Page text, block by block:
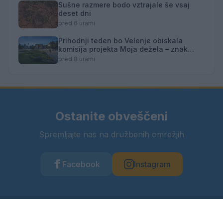
Sušne razmere bodo vztrajale še vsaj
deset dni
pred 6 urami
Prihodnji teden bo Velenje obiskala
komisija projekta Moja dežela – znak
gostoljubnosti
pred 8 urami
Ostanite obveščeni
Spremljajte nas na družbenih omrežjih
Facebook Instagram